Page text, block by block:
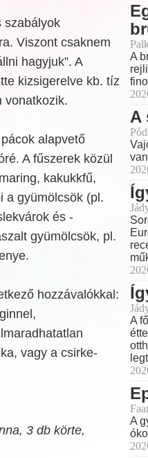
szabályok
Viszont csaknem
hagyjuk”. A
kizsigerelve kb. tíz
vonatkozik.
alapvető
A fűszerek közül
kakukkfű,
a gyümölcsök (pl.
és -
gyümölcsök, pl.
hozzávalókkal:
vagy a csirke-
3 db körte,
A
A
A
A